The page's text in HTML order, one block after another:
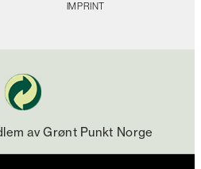
IMPRINT
av Grønt Punkt Norge